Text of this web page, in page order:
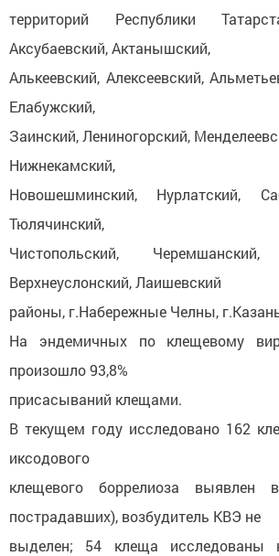
территорий Республики
Аксубаевский, Актанышский,
Алькеевский, Алексеевский,
Елабужский,
Заинский, Лениногорский,
Нижнекамский,
Новошешминский, Нурлатский,
Тюлячинский,
Чистопольский,
Верхнеуслонский, Лаишевский
районы, г.Набережные Челны,
На эндемичных по клещевому
произошло 93,8%
присасываний клещами.
В текущем году исследовано 162
иксодового
клещевого боррелиоза
пострадавших), возбудитель КВЭ не
выделен; 54 клеща исследованы